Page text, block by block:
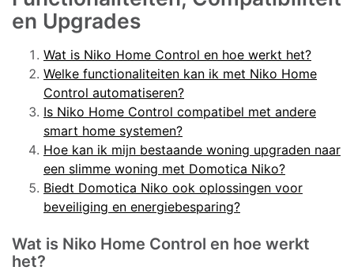
en Upgrades
Wat is Niko Home Control en hoe werkt het?
Welke functionaliteiten kan ik met Niko Home
Control automatiseren?
Is Niko Home Control compatibel met andere
smart home systemen?
Hoe kan ik mijn bestaande woning upgraden naar
een slimme woning met Domotica Niko?
Biedt Domotica Niko ook oplossingen voor
beveiliging en energiebesparing?
Wat is Niko Home Control en hoe werkt
het?